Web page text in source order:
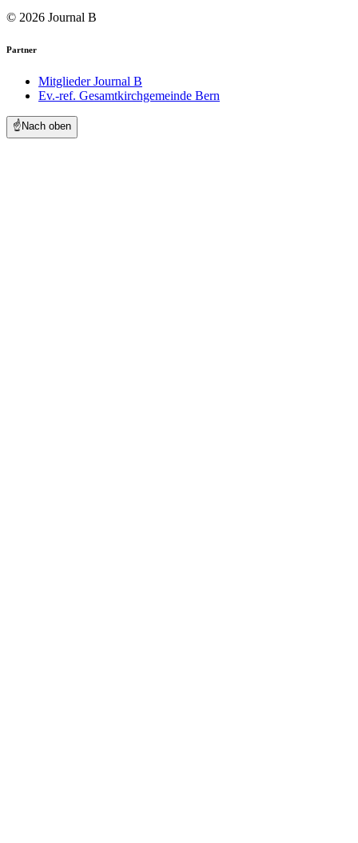
© 2026 Journal B
Partner
Mitglieder Journal B
Ev.-ref. Gesamtkirchgemeinde Bern
☝️ Nach oben